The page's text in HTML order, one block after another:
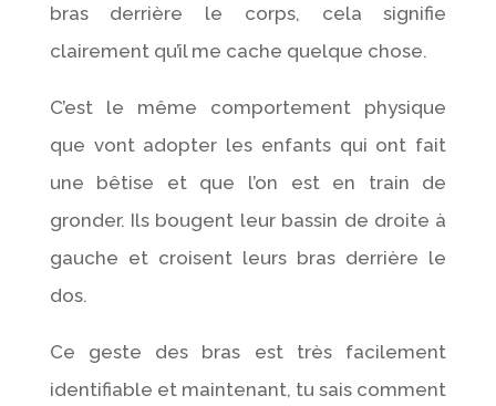
bras derrière le corps, cela signifie
clairement qu’il me cache quelque chose.
C’est le même comportement physique
que vont adopter les enfants qui ont fait
une bêtise et que l’on est en train de
gronder. Ils bougent leur bassin de droite à
gauche et croisent leurs bras derrière le
dos.
Ce geste des bras est très facilement
identifiable et maintenant, tu sais comment